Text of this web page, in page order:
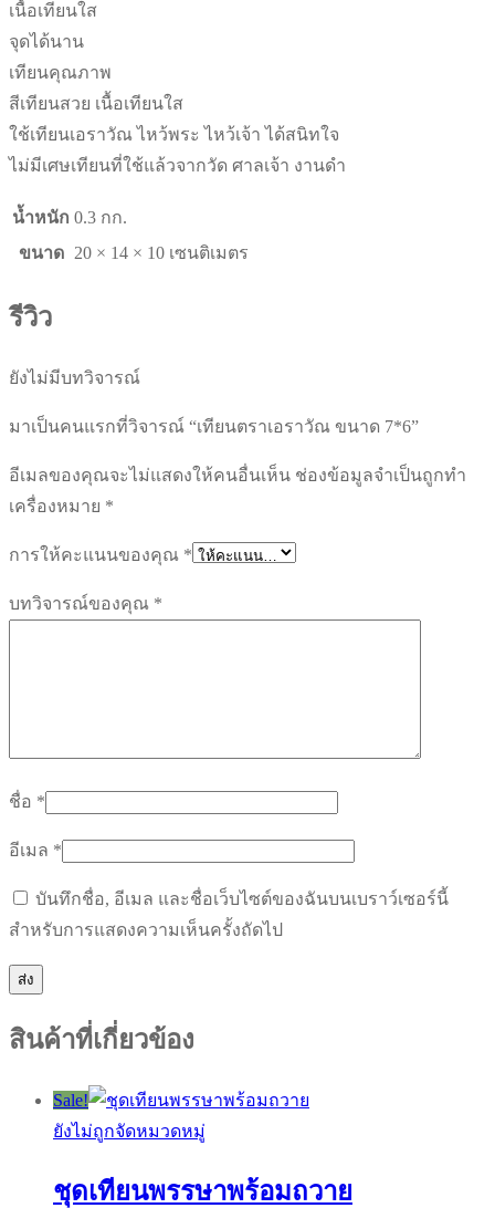
เนื้อเทียนใส
จุดได้นาน
เทียนคุณภาพ
สีเทียนสวย เนื้อเทียนใส
ใช้เทียนเอราวัณ ไหว้พระ ไหว้เจ้า ได้สนิทใจ
ไม่มีเศษเทียนที่ใช้แล้วจากวัด ศาลเจ้า งานดำ
น้ำหนัก 0.3 กก.
ขนาด
20 × 14 × 10 เซนติเมตร
รีวิว
ยังไม่มีบทวิจารณ์
มาเป็นคนแรกที่วิจารณ์ “เทียนตราเอราวัณ ขนาด 7*6”
อีเมลของคุณจะไม่แสดงให้คนอื่นเห็น ช่องข้อมูลจำเป็นถูกทำ
เครื่องหมาย *
การให้คะแนนของคุณ *
บทวิจารณ์ของคุณ *
ชื่อ *
อีเมล *
บันทึกชื่อ, อีเมล และชื่อเว็บไซต์ของฉันบนเบราว์เซอร์นี้
สำหรับการแสดงความเห็นครั้งถัดไป
สินค้าที่เกี่ยวข้อง
Sale!
ยังไม่ถูกจัดหมวดหมู่
ชุดเทียนพรรษาพร้อมถวาย